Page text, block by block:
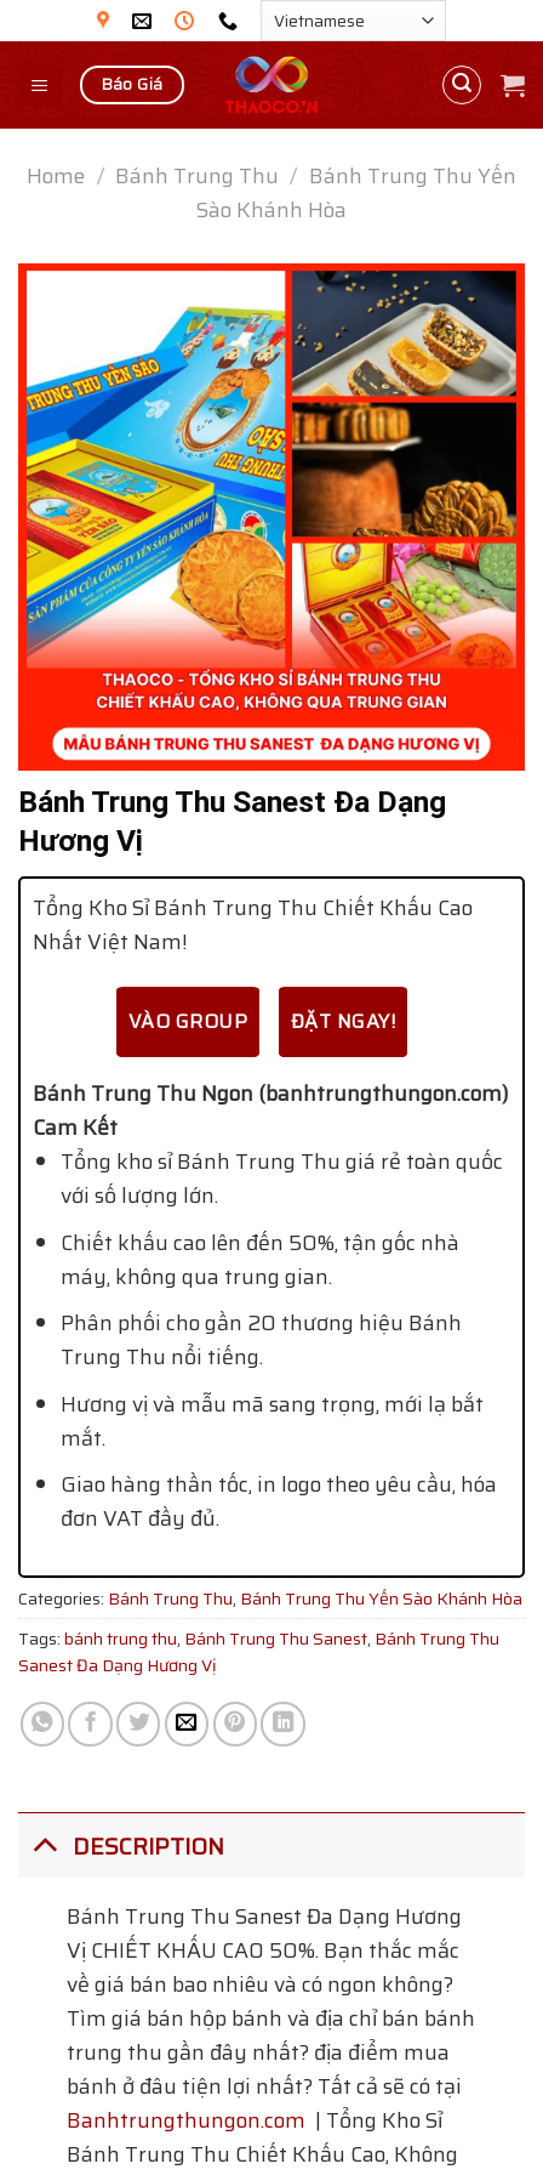
to
content
Báo Giá
Home / Bánh Trung Thu / Bánh Trung Thu Yến
Sào Khánh Hòa
Bánh Trung Thu Sanest Đa Dạng
Hương Vị
Tổng Kho Sỉ Bánh Trung Thu Chiết Khấu Cao
Nhất Việt Nam!
VÀO GROUP ĐẶT NGAY!
Bánh Trung Thu Ngon (banhtrungthungon.com)
Cam Kết
Tổng kho sỉ Bánh Trung Thu giá rẻ toàn quốc
với số lượng lớn.
Chiết khấu cao lên đến 50%, tận gốc nhà
máy, không qua trung gian.
Phân phối cho gần 20 thương hiệu Bánh
Trung Thu nổi tiếng.
Hương vị và mẫu mã sang trọng, mới lạ bắt
mắt.
Giao hàng thần tốc, in logo theo yêu cầu, hóa
đơn VAT đầy đủ.
Categories: Bánh Trung Thu, Bánh Trung Thu Yến Sào Khánh Hòa
Tags:bánh trung thu, Bánh Trung Thu Sanest, Bánh Trung Thu
Sanest Đa Dạng Hương Vị
DESCRIPTION
Bánh Trung Thu Sanest Đa Dạng Hương
Vị CHIẾT KHẤU CAO 50%. Bạn thắc mắc
về giá bán bao nhiêu và có ngon không?
Tìm giá bán hộp bánh và địa chỉ bán bánh
trung thu gần đây nhất? địa điểm mua
bánh ở đâu tiện lợi nhất? Tất cả sẽ có tại
Banhtrungthungon.com | Tổng Kho Sỉ
Bánh Trung Thu Chiết Khấu Cao, Không